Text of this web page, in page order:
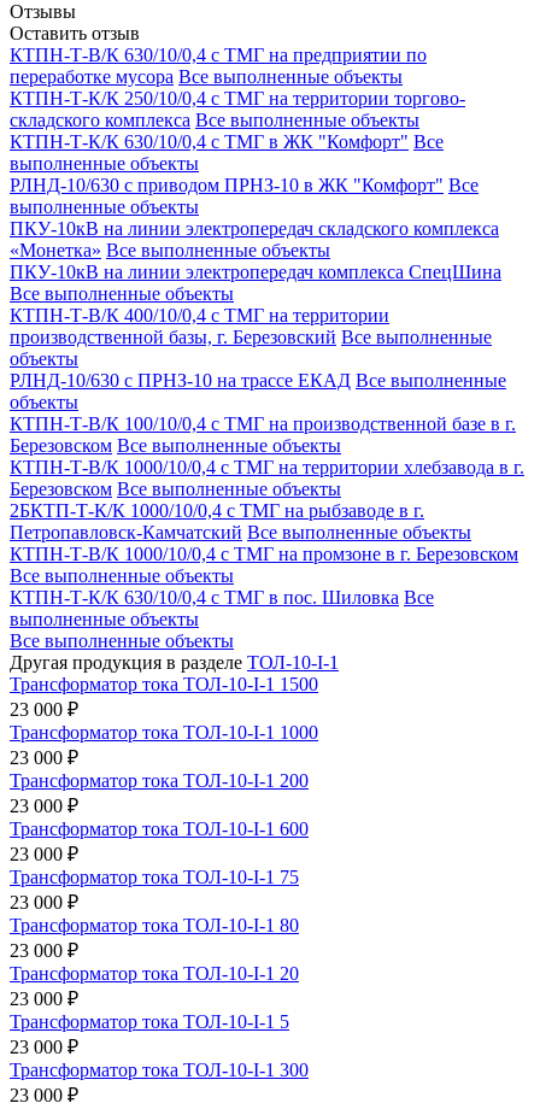
Отзывы
Оставить отзыв
КТПН-Т-В/К 630/10/0,4 с ТМГ на предприятии по
переработке мусора Все выполненные объекты
КТПН-Т-К/К 250/10/0,4 с ТМГ на территории торгово-
складского комплекса Все выполненные объекты
КТПН-Т-К/К 630/10/0,4 с ТМГ в ЖК "Комфорт" Все
выполненные объекты
РЛНД-10/630 с приводом ПРНЗ-10 в ЖК "Комфорт" Все
выполненные объекты
ПКУ-10кВ на линии электропередач складского комплекса
«Монетка» Все выполненные объекты
ПКУ-10кВ на линии электропередач комплекса СпецШина
Все выполненные объекты
КТПН-Т-В/К 400/10/0,4 с ТМГ на территории
производственной базы, г. Березовский Все выполненные
объекты
РЛНД-10/630 с ПРНЗ-10 на трассе ЕКАД Все выполненные
объекты
КТПН-Т-В/К 100/10/0,4 с ТМГ на производственной базе в г.
Березовском Все выполненные объекты
КТПН-Т-В/К 1000/10/0,4 с ТМГ на территории хлебзавода в г.
Березовском Все выполненные объекты
2БКТП-Т-К/К 1000/10/0,4 с ТМГ на рыбзаводе в г.
Петропавловск-Камчатский Все выполненные объекты
КТПН-Т-В/К 1000/10/0,4 с ТМГ на промзоне в г. Березовском
Все выполненные объекты
КТПН-Т-К/К 630/10/0,4 с ТМГ в пос. Шиловка Все
выполненные объекты
Все выполненные объекты
Другая продукция в разделе ТОЛ-10-I-1
Трансформатор тока ТОЛ-10-I-1 1500
23 000 ₽
Трансформатор тока ТОЛ-10-I-1 1000
23 000 ₽
Трансформатор тока ТОЛ-10-I-1 200
23 000 ₽
Трансформатор тока ТОЛ-10-I-1 600
23 000 ₽
Трансформатор тока ТОЛ-10-I-1 75
23 000 ₽
Трансформатор тока ТОЛ-10-I-1 80
23 000 ₽
Трансформатор тока ТОЛ-10-I-1 20
23 000 ₽
Трансформатор тока ТОЛ-10-I-1 5
23 000 ₽
Трансформатор тока ТОЛ-10-I-1 300
23 000 ₽